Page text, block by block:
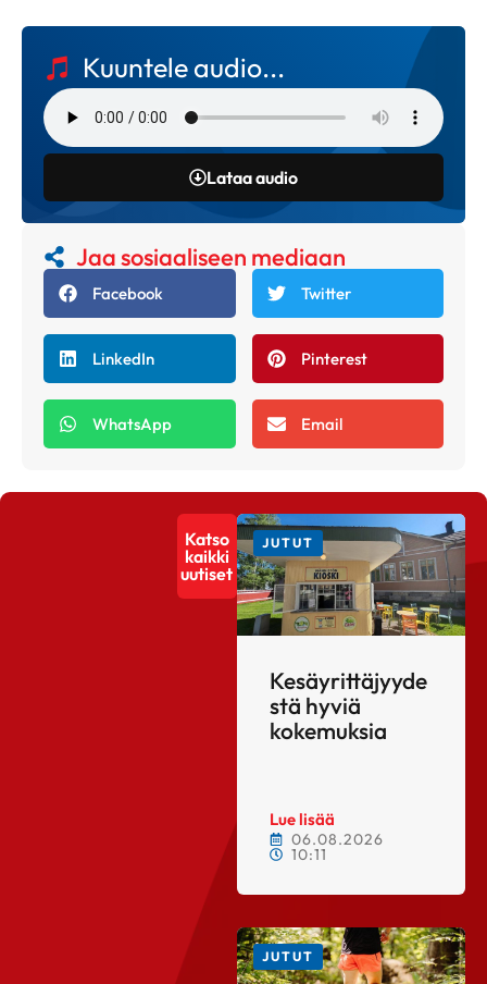
Kuuntele audio...
Lataa audio
Jaa sosiaaliseen mediaan
Facebook Twitter
LinkedIn Pinterest
WhatsApp Email
Katso
kaikki
uutiset
JUTUT
Kesäyrittäjyyde
stä hyviä
kokemuksia
Lue lisää
06.08.2026
10:11
JUTUT